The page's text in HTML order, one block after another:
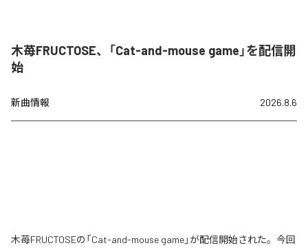
木苺FRUCTOSE、「Cat-and-mouse game」を配信開
始
新曲情報 2026.8.6
木苺FRUCTOSEの「Cat-and-mouse game」が配信開始された。今回